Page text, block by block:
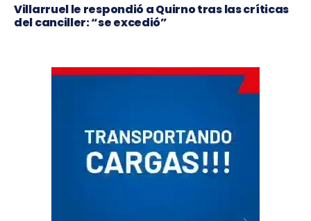
Villarruel le respondió a Quirno tras las críticas
del canciller: “se excedió”